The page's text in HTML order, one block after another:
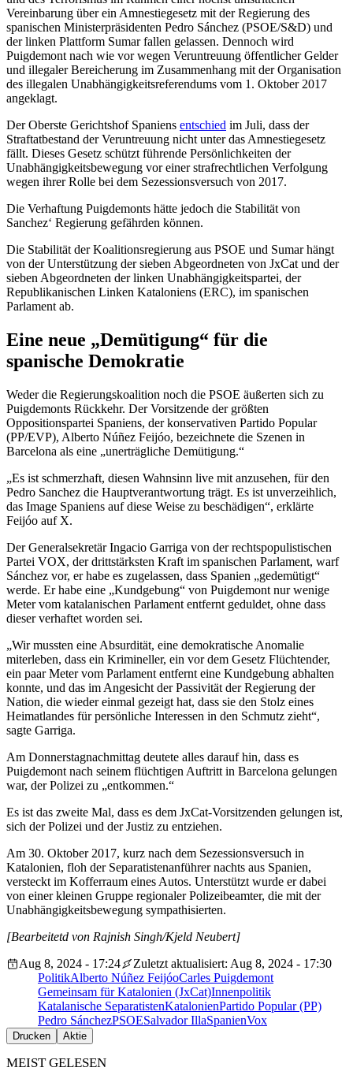
Vereinbarung über ein Amnestiegesetz mit der Regierung des
spanischen Ministerpräsidenten Pedro Sánchez (PSOE/S&D) und
der linken Plattform Sumar fallen gelassen. Dennoch wird
Puigdemont nach wie vor wegen Veruntreuung öffentlicher Gelder
und illegaler Bereicherung im Zusammenhang mit der Organisation
des illegalen Unabhängigkeitsreferendums vom 1. Oktober 2017
angeklagt.
Der Oberste Gerichtshof Spaniens entschied im Juli, dass der
Straftatbestand der Veruntreuung nicht unter das Amnestiegesetz
fällt. Dieses Gesetz schützt führende Persönlichkeiten der
Unabhängigkeitsbewegung vor einer strafrechtlichen Verfolgung
wegen ihrer Rolle bei dem Sezessionsversuch von 2017.
Die Verhaftung Puigdemonts hätte jedoch die Stabilität von
Sanchez‘ Regierung gefährden können.
Die Stabilität der Koalitionsregierung aus PSOE und Sumar hängt
von der Unterstützung der sieben Abgeordneten von JxCat und der
sieben Abgeordneten der linken Unabhängigkeitspartei, der
Republikanischen Linken Kataloniens (ERC), im spanischen
Parlament ab.
Eine neue „Demütigung“ für die
spanische Demokratie
Weder die Regierungskoalition noch die PSOE äußerten sich zu
Puigdemonts Rückkehr. Der Vorsitzende der größten
Oppositionspartei Spaniens, der konservativen Partido Popular
(PP/EVP), Alberto Núñez Feijóo, bezeichnete die Szenen in
Barcelona als eine „unerträgliche Demütigung.“
„Es ist schmerzhaft, diesen Wahnsinn live mit anzusehen, für den
Pedro Sanchez die Hauptverantwortung trägt. Es ist unverzeihlich,
das Image Spaniens auf diese Weise zu beschädigen“, erklärte
Feijóo auf X.
Der Generalsekretär Ingacio Garriga von der rechtspopulistischen
Partei VOX, der drittstärksten Kraft im spanischen Parlament, warf
Sánchez vor, er habe es zugelassen, dass Spanien „gedemütigt“
werde. Er habe eine „Kundgebung“ von Puigdemont nur wenige
Meter vom katalanischen Parlament entfernt geduldet, ohne dass
dieser verhaftet worden sei.
„Wir mussten eine Absurdität, eine demokratische Anomalie
miterleben, dass ein Krimineller, ein vor dem Gesetz Flüchtender,
ein paar Meter vom Parlament entfernt eine Kundgebung abhalten
konnte, und das im Angesicht der Passivität der Regierung der
Nation, die wieder einmal gezeigt hat, dass sie den Stolz eines
Heimatlandes für persönliche Interessen in den Schmutz zieht“,
sagte Garriga.
Am Donnerstagnachmittag deutete alles darauf hin, dass es
Puigdemont nach seinem flüchtigen Auftritt in Barcelona gelungen
war, der Polizei zu „entkommen.“
Es ist das zweite Mal, dass es dem JxCat-Vorsitzenden gelungen ist,
sich der Polizei und der Justiz zu entziehen.
Am 30. Oktober 2017, kurz nach dem Sezessionsversuch in
Katalonien, floh der Separatistenanführer nachts aus Spanien,
versteckt im Kofferraum eines Autos. Unterstützt wurde er dabei
von einer kleinen Gruppe regionaler Polizeibeamter, die mit der
Unabhängigkeitsbewegung sympathisierten.
[Bearbeitetd von Rajnish Singh/Kjeld Neubert]
Aug 8, 2024 - 17:24
Zuletzt aktualisiert: Aug 8, 2024 - 17:30
PolitikAlberto Núñez FeijóoCarles Puigdemont
Gemeinsam für Katalonien (JxCat)Innenpolitik
Katalanische SeparatistenKatalonienPartido Popular (PP)
Pedro SánchezPSOESalvador IllaSpanienVox
Drucken Aktie
MEIST GELESEN